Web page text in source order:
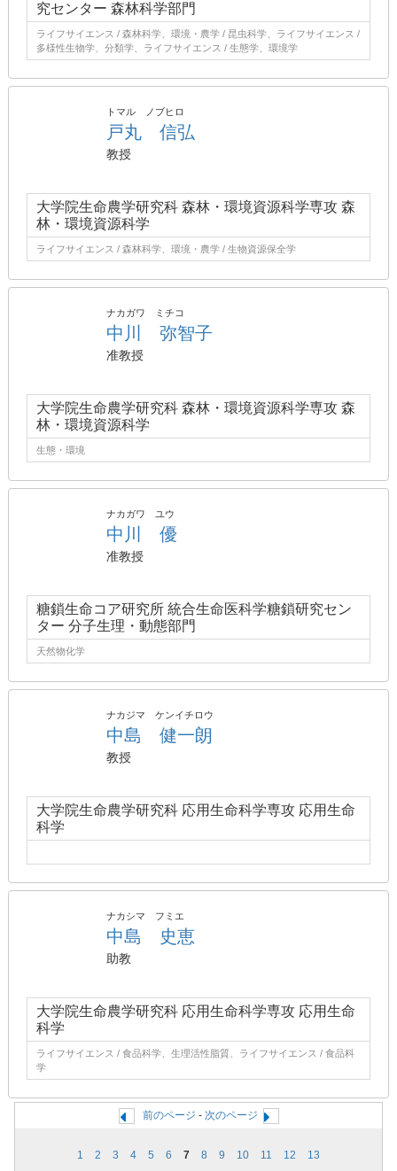
究センター 森林科学部門
ライフサイエンス / 森林科学、環境・農学 / 昆虫科学、ライフサイエンス /
多様性生物学、分類学、ライフサイエンス / 生態学、環境学
トマル ノブヒロ
戸丸 信弘
教授
大学院生命農学研究科 森林・環境資源科学専攻 森
林・環境資源科学
ライフサイエンス / 森林科学、環境・農学 / 生物資源保全学
ナカガワ ミチコ
中川 弥智子
准教授
大学院生命農学研究科 森林・環境資源科学専攻 森
林・環境資源科学
生態・環境
ナカガワ ユウ
中川 優
准教授
糖鎖生命コア研究所 統合生命医科学糖鎖研究セン
ター 分子生理・動態部門
天然物化学
ナカジマ ケンイチロウ
中島 健一朗
教授
大学院生命農学研究科 応用生命科学専攻 応用生命
科学
ナカシマ フミエ
中島 史恵
助教
大学院生命農学研究科 応用生命科学専攻 応用生命
科学
ライフサイエンス / 食品科学、生理活性脂質、ライフサイエンス / 食品科
学
前のページ - 次のページ
1 2 3 4 5 6 7 8 9 10 11 12 13